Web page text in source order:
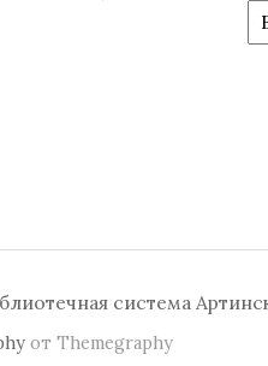
система
от Themegraphy